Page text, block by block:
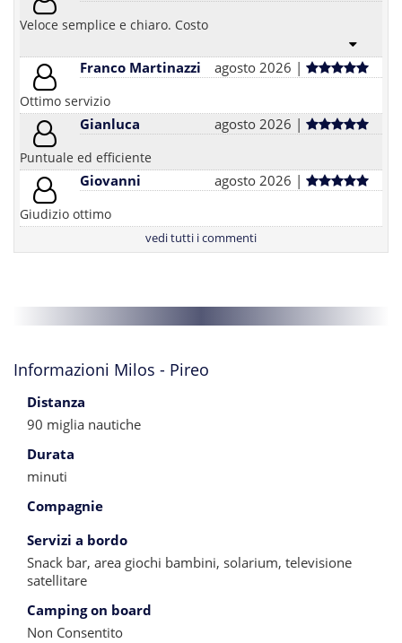
Veloce semplice e chiaro. Costo
Franco Martinazzi agosto 2026 |
Ottimo servizio
Gianluca agosto 2026 |
Puntuale ed efficiente
Giovanni agosto 2026 |
Giudizio ottimo
vedi tutti i commenti
Informazioni Milos - Pireo
Distanza
90 miglia nautiche
Durata
minuti
Compagnie
Servizi a bordo
Snack bar, area giochi bambini, solarium, televisione
satellitare
Camping on board
Non Consentito